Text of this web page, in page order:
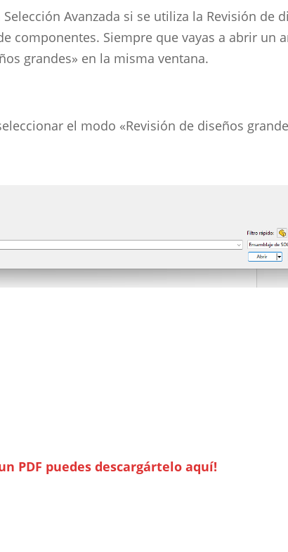
Avanzada si se utiliza la Revisión de
componentes. Siempre que vayas a abrir un
grandes» en la misma ventana.
el modo «Revisión de diseños
PDF puedes descargártelo aquí!